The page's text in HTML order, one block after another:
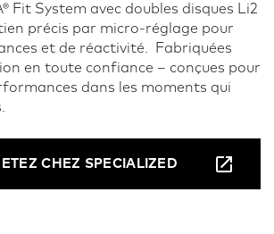
Fit System avec doubles disques Li2
précis par micro-réglage pour
et de réactivité. Fabriquées
en toute confiance – conçues pour
dans les moments qui
CHEZ SPECIALIZED